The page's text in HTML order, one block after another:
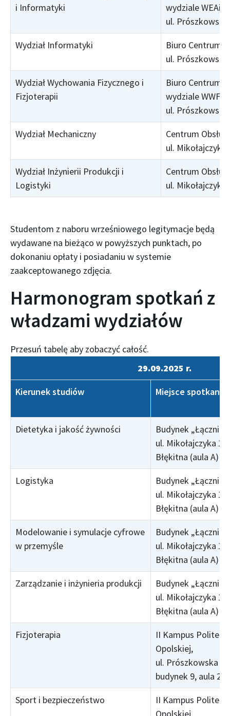
i Informatyki
wydziale WEAiI
ul.
Wydział Informatyki
Biuro Centrum
ul.
Wydział Wychowania Fizycznego i
Fizjoterapii
Biuro Centrum
wydziale WWFiF
ul.
Wydział Mechaniczny
Centrum
ul.
Wydział Inżynierii Produkcji i
Logistyki
Centrum
ul.
Studentom z naboru wrześniowego legitymacje będą
wydawane na bieżąco w powyższych punktach, po
dokonaniu opłaty i posiadaniu w systemie
zaakceptowanego zdjęcia.
Harmonogram spotkań z
władzami wydziałów
29.09.2025 r.
Kierunek studiów
Miejsce spotkania
Dietetyka i jakość żywności
Budynek „Łącznik”,
ul. Mikołajczyka
Błękitna (aula A)
Logistyka
Budynek „Łącznik”,
ul. Mikołajczyka
Błękitna (aula A)
Modelowanie i symulacje cyfrowe
w przemyśle
Budynek „Łącznik”,
ul. Mikołajczyka
Błękitna (aula A)
Zarządzanie i inżynieria produkcji
Budynek „Łącznik”,
ul. Mikołajczyka
Błękitna (aula A)
Fizjoterapia
II Kampus
Opolskiej,
ul. Prószkowska
budynek 9, aula 25
Sport i bezpieczeństwo
II Kampus